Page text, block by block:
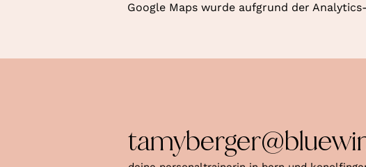
Google Maps wurde aufgrund der